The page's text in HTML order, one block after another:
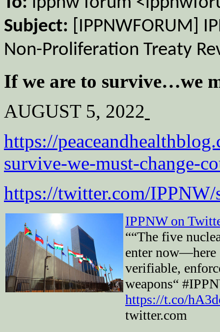
Subject: [IPPNWFORUM]
Non-Proliferation Treaty
If we are to survive…we
AUGUST 5, 2022
https://
survive-we-must-change-
https://twitter.com/
IPPNW on
““The five
enter
verifiable,
weapons“
https://t.co/
twitter.com